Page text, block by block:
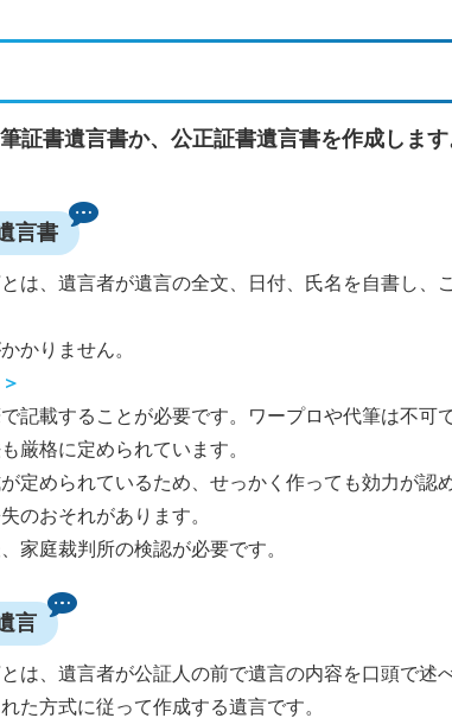
証書遺言書か、公正証書遺言書を作成します
言書
は、遺言者が遺言の全文、日付、氏名を自書し、
かりません。
で記載することが必要です。ワープロや代筆は不可で
厳格に定められています。
が定められているため、せっかく作っても効力が認
のおそれがあります。
家庭裁判所の検認が必要です。
言
は、遺言者が公証人の前で遺言の内容を口頭で述
た方式に従って作成する遺言です。